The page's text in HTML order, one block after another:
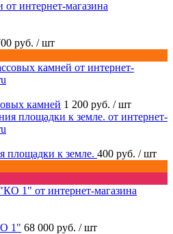
руб. / шт
камней 1 200 руб. / шт
площадки к земле. 400 руб. / шт
1" 68 000 руб. / шт